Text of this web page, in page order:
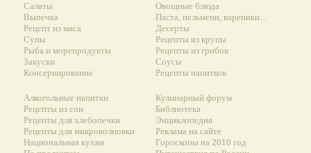
Салаты
Выпечка
Рецепт из мяса
Супы
Рыба и морепродукты
Закуски
Консервирование
Овощные блюда
Паста, пельмени, вареники...
Десерты
Рецепты из крупы
Рецепты из грибов
Соусы
Рецепты напитков
Алкогольные напитки
Рецепты из сои
Рецепты для хлебопечки
Рецепты для микроволновки
Национальная кухня
Кулинарный форум
Библиотека
Энциклопедия
Реклама на сайте
Гороскопы на 2010 год